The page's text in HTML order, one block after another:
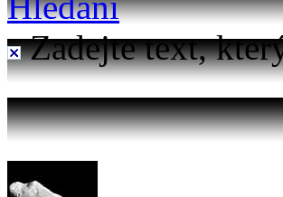
Zadejte text,